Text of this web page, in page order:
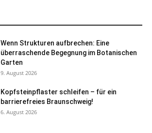
Wenn Strukturen aufbrechen: Eine
überraschende Begegnung im Botanischen
Garten
9. August 2026
Kopfsteinpflaster schleifen – für ein
barrierefreies Braunschweig!
6. August 2026